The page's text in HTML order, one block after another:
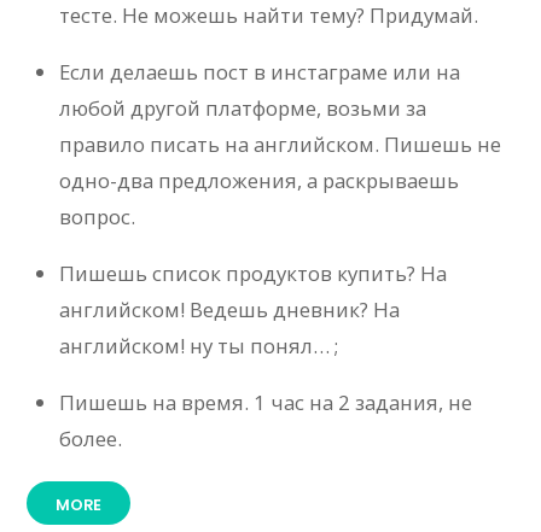
тесте. Не можешь найти тему? Придумай.
Если делаешь пост в инстаграме или на
любой другой платформе, возьми за
правило писать на английском. Пишешь не
одно-два предложения, а раскрываешь
вопрос.
Пишешь список продуктов купить? На
английском! Ведешь дневник? На
английском! ну ты понял… ;
Пишешь на время. 1 час на 2 задания, не
более.
MORE